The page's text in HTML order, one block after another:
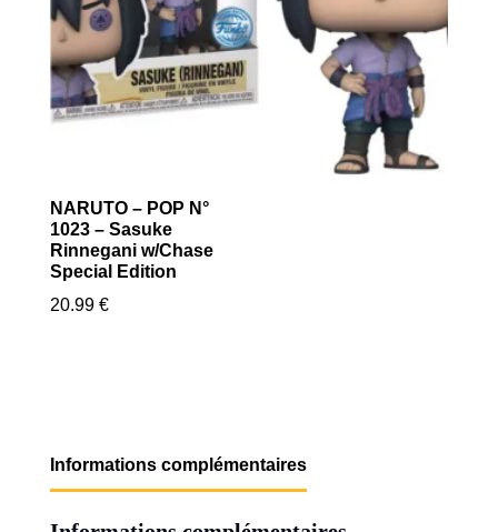
NARUTO – POP N°
1023 – Sasuke
Rinnegani w/Chase
Special Edition
20.99 €
Informations complémentaires